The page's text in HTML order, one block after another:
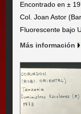
Encontrado en ±
Col. Joan Astor
Fluorescente bajo
Más información